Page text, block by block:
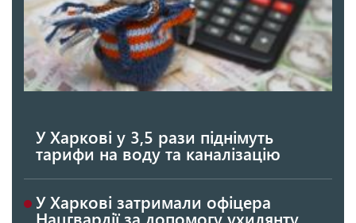
У Харкові у 3,5 рази піднімуть
тарифи на воду та каналізацію
У Харкові затримали офіцера
Нацгвардії за допомогу ухилянту